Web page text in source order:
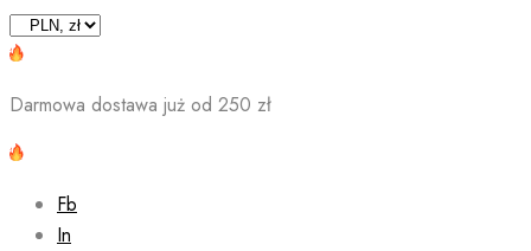
Skip
to
Darmowa dostawa już od 250 zł
Fb
In